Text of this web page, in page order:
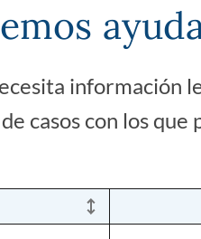
información
casos con los que